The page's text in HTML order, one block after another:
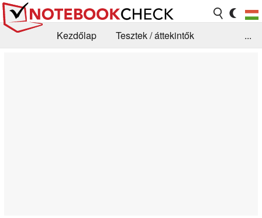
Kezdőlap
Tesztek / áttekintők
...